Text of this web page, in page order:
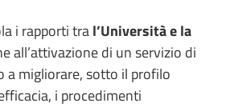
i rapporti tral’Università e la
all’attivazione di un servizio di
a migliorare, sotto il profilo
i procedimenti